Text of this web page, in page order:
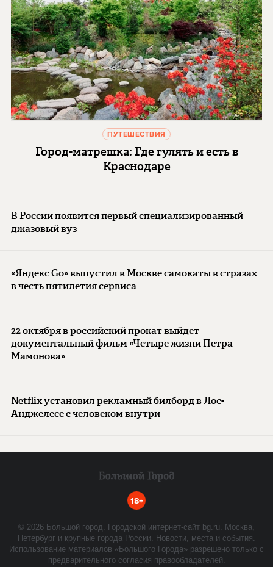
ПУТЕШЕСТВИЯ
Город-матрешка: Где гулять и есть в
Краснодаре
В России появится первый специализированный
джазовый вуз
«Яндекс Go» выпустил в Москве самокаты в стразах
в честь пятилетия сервиса
22 октября в российский прокат выйдет
документальный фильм «Четыре жизни Петра
Мамонова»
Netflix установил рекламный билборд в Лос-
Анджелесе с человеком внутри
18+
© 2026 Большой город. Городской интернет-сайт bg.ru. Москва,
Петербург и крупные города России. Новости, места и события.
Использование материалов «Большого Города» разрешено только с
предварительного согласия правообладателей.